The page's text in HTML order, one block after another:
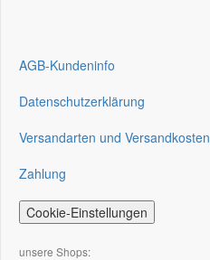
AGB-Kundeninfo
Datenschutzerklärung
Versandarten und Versandkosten
Zahlung
Cookie-Einstellungen
unsere Shops: